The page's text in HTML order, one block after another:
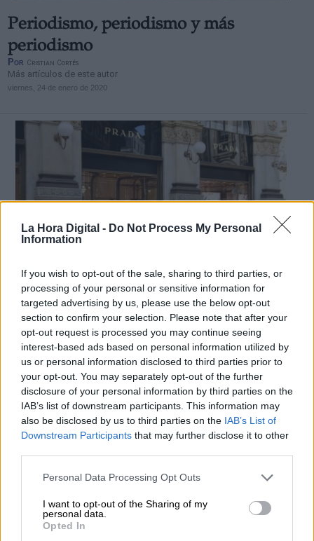
La Hora Digital - Do Not Process My Personal
Information
If you wish to opt-out of the sale, sharing to third parties, or
processing of your personal or sensitive information for
targeted advertising by us, please use the below opt-out
section to confirm your selection. Please note that after your
opt-out request is processed you may continue seeing
interest-based ads based on personal information utilized by
us or personal information disclosed to third parties prior to
your opt-out. You may separately opt-out of the further
disclosure of your personal information by third parties on the
IAB’s list of downstream participants. This information may
also be disclosed by us to third parties on the IAB’s List of
Downstream Participants that may further disclose it to other
Personal Data Processing Opt Outs
I want to opt-out of the Sharing of my
personal data.
Opted In
Periodismo, periodismo y más
periodismo
Por Cristian Cortés
Más artículos de este autor
viernes, 24 de enero de 2020
¿Coronavirus o “el virus de la moda”?
Así son las mascarillas diseñadas por
las firmas de lujo
PorAndrea Chaparro Cayuela
Más artículos de este autor
miércoles, 4 de marzo de 2020